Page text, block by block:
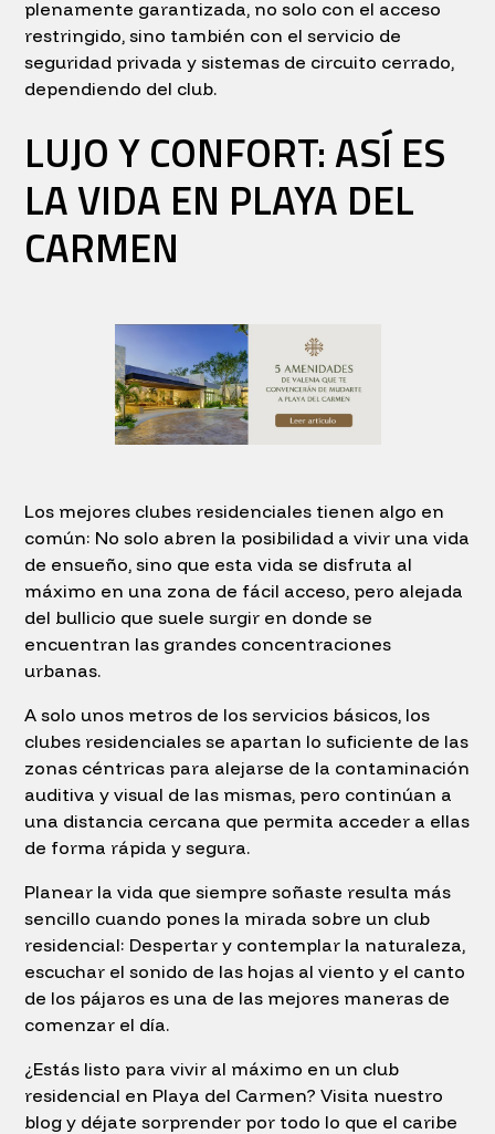
plenamente garantizada, no solo con el acceso
restringido, sino también con el servicio de
seguridad privada y sistemas de circuito cerrado,
dependiendo del club.
LUJO Y CONFORT: ASÍ ES
LA VIDA EN PLAYA DEL
CARMEN
Los mejores clubes residenciales tienen algo en
común: No solo abren la posibilidad a vivir una vida
de ensueño, sino que esta vida se disfruta al
máximo en una zona de fácil acceso, pero alejada
del bullicio que suele surgir en donde se
encuentran las grandes concentraciones
urbanas.
A solo unos metros de los servicios básicos, los
clubes residenciales se apartan lo suficiente de las
zonas céntricas para alejarse de la contaminación
auditiva y visual de las mismas, pero continúan a
una distancia cercana que permita acceder a ellas
de forma rápida y segura.
Planear la vida que siempre soñaste resulta más
sencillo cuando pones la mirada sobre un club
residencial: Despertar y contemplar la naturaleza,
escuchar el sonido de las hojas al viento y el canto
de los pájaros es una de las mejores maneras de
comenzar el día.
¿Estás listo para vivir al máximo en un club
residencial en Playa del Carmen? Visita nuestro
blog y déjate sorprender por todo lo que el caribe